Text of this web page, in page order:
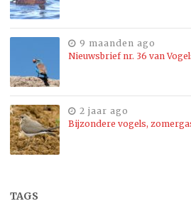
9 maanden ago
Nieuwsbrief nr. 36 van
2 jaar ago
Bijzondere vogels,
TAGS